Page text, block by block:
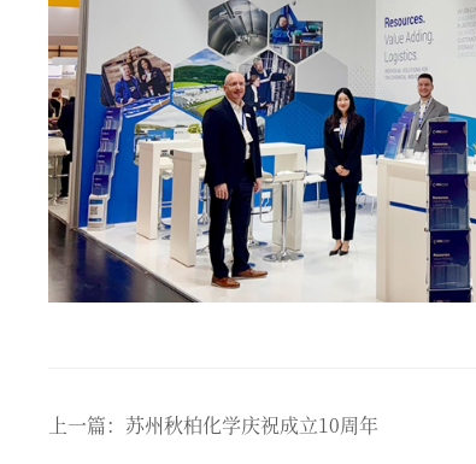
上一篇：苏州秋柏化学庆祝成立10周年